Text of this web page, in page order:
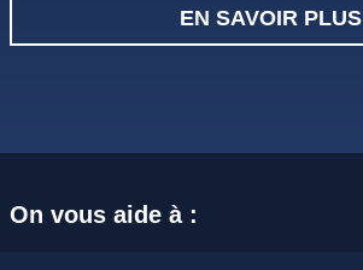
EN SAVOIR PLUS
On vous aide à :